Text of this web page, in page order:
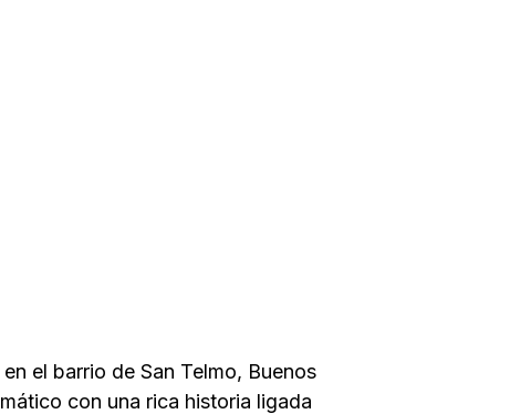
el barrio de San Telmo, Buenos
con una rica historia ligada